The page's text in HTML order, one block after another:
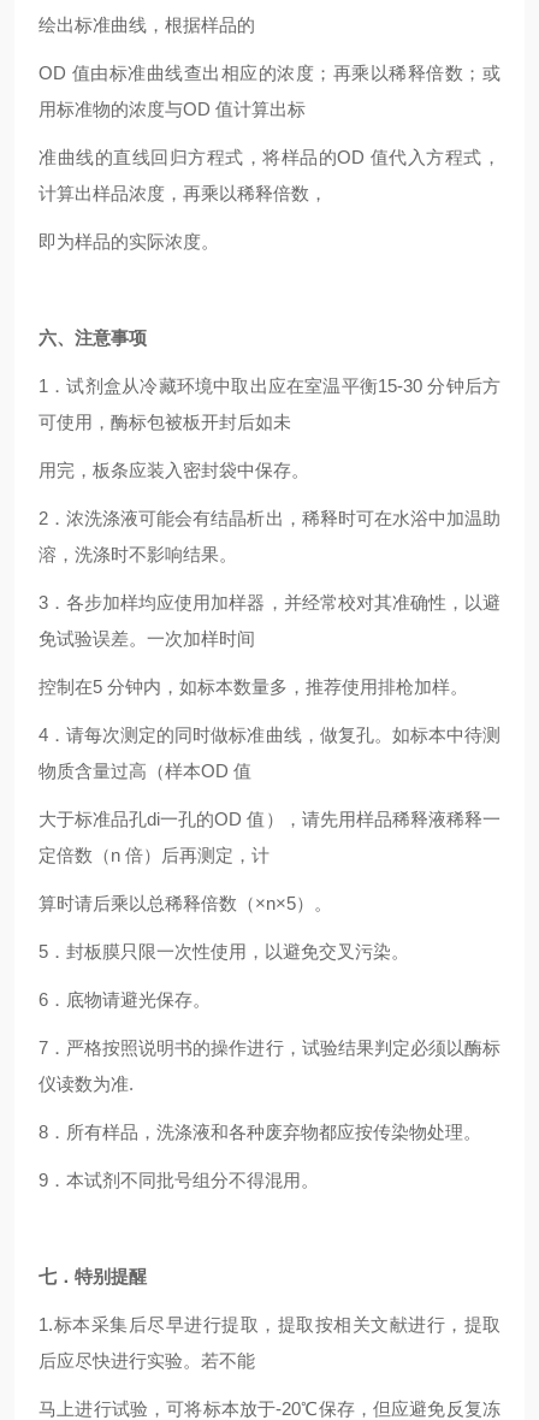
绘出标准曲线，根据样品的
OD 值由标准曲线查出相应的浓度；再乘以稀释倍数；或
用标准物的浓度与OD 值计算出标
准曲线的直线回归方程式，将样品的OD 值代入方程式，
计算出样品浓度，再乘以稀释倍数，
即为样品的实际浓度。
六、注意事项
1．试剂盒从冷藏环境中取出应在室温平衡15-30 分钟后方
可使用，酶标包被板开封后如未
用完，板条应装入密封袋中保存。
2．浓洗涤液可能会有结晶析出，稀释时可在水浴中加温助
溶，洗涤时不影响结果。
3．各步加样均应使用加样器，并经常校对其准确性，以避
免试验误差。一次加样时间
控制在5 分钟内，如标本数量多，推荐使用排枪加样。
4．请每次测定的同时做标准曲线，做复孔。如标本中待测
物质含量过高（样本OD 值
大于标准品孔di一孔的OD 值），请先用样品稀释液稀释一
定倍数（n 倍）后再测定，计
算时请后乘以总稀释倍数（×n×5）。
5．封板膜只限一次性使用，以避免交叉污染。
6．底物请避光保存。
7．严格按照说明书的操作进行，试验结果判定必须以酶标
仪读数为准.
8．所有样品，洗涤液和各种废弃物都应按传染物处理。
9．本试剂不同批号组分不得混用。
七．特别提醒
1.标本采集后尽早进行提取，提取按相关文献进行，提取
后应尽快进行实验。若不能
马上进行试验，可将标本放于-20℃保存，但应避免反复冻